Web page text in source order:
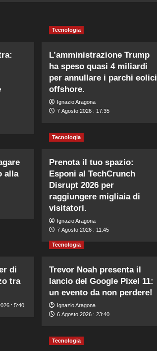
Tecnologia
L’amministrazione Trump
ha speso quasi 4 miliardi
per annullare i parchi eolici
offshore.
Ignazio Aragona
7 Agosto 2026 : 17:35
alla
Tecnologia
Prenota il tuo spazio:
Esponi al TechCrunch
Disrupt 2026 per
raggiungere migliaia di
visitatori.
Ignazio Aragona
7 Agosto 2026 : 11:45
di
tra
: 5:40
Tecnologia
Trevor Noah presenta il
lancio del Google Pixel 11:
un evento da non perdere!
Ignazio Aragona
6 Agosto 2026 : 23:40
Tecnologia